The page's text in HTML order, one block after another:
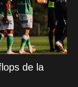
de la